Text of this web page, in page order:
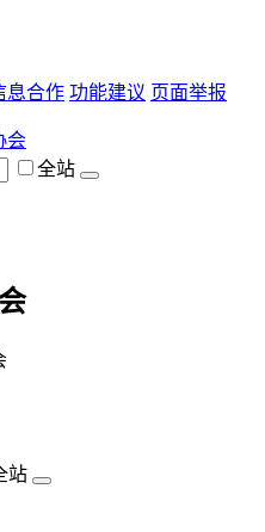
息合作 功能建议 页面举报
会
全站
站